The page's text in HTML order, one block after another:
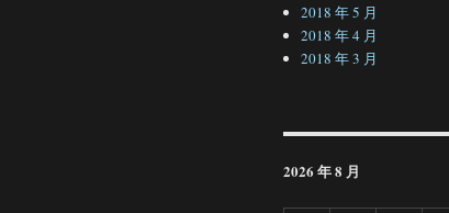
2018 年 5 月
2018 年 4 月
2018 年 3 月
2026 年 8 月